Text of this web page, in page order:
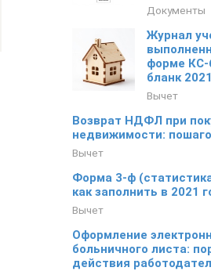
Документы
Журнал
форме КС-
бланк
Вычет
Возврат НДФЛ при
недвижимости:
Вычет
Форма 3-ф
как заполнить в 2021
Вычет
Оформление
больничного листа:
действия